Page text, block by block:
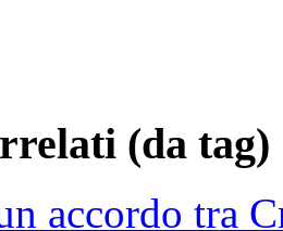
(da tag)
accordo tra